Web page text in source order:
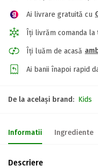
Ai livrare gratuită cu
Îți livrăm comanda
Îți luăm de acasă
Ai banii înapoi rapid
De la același brand: Kids
Informatii Ingrediente
Descriere